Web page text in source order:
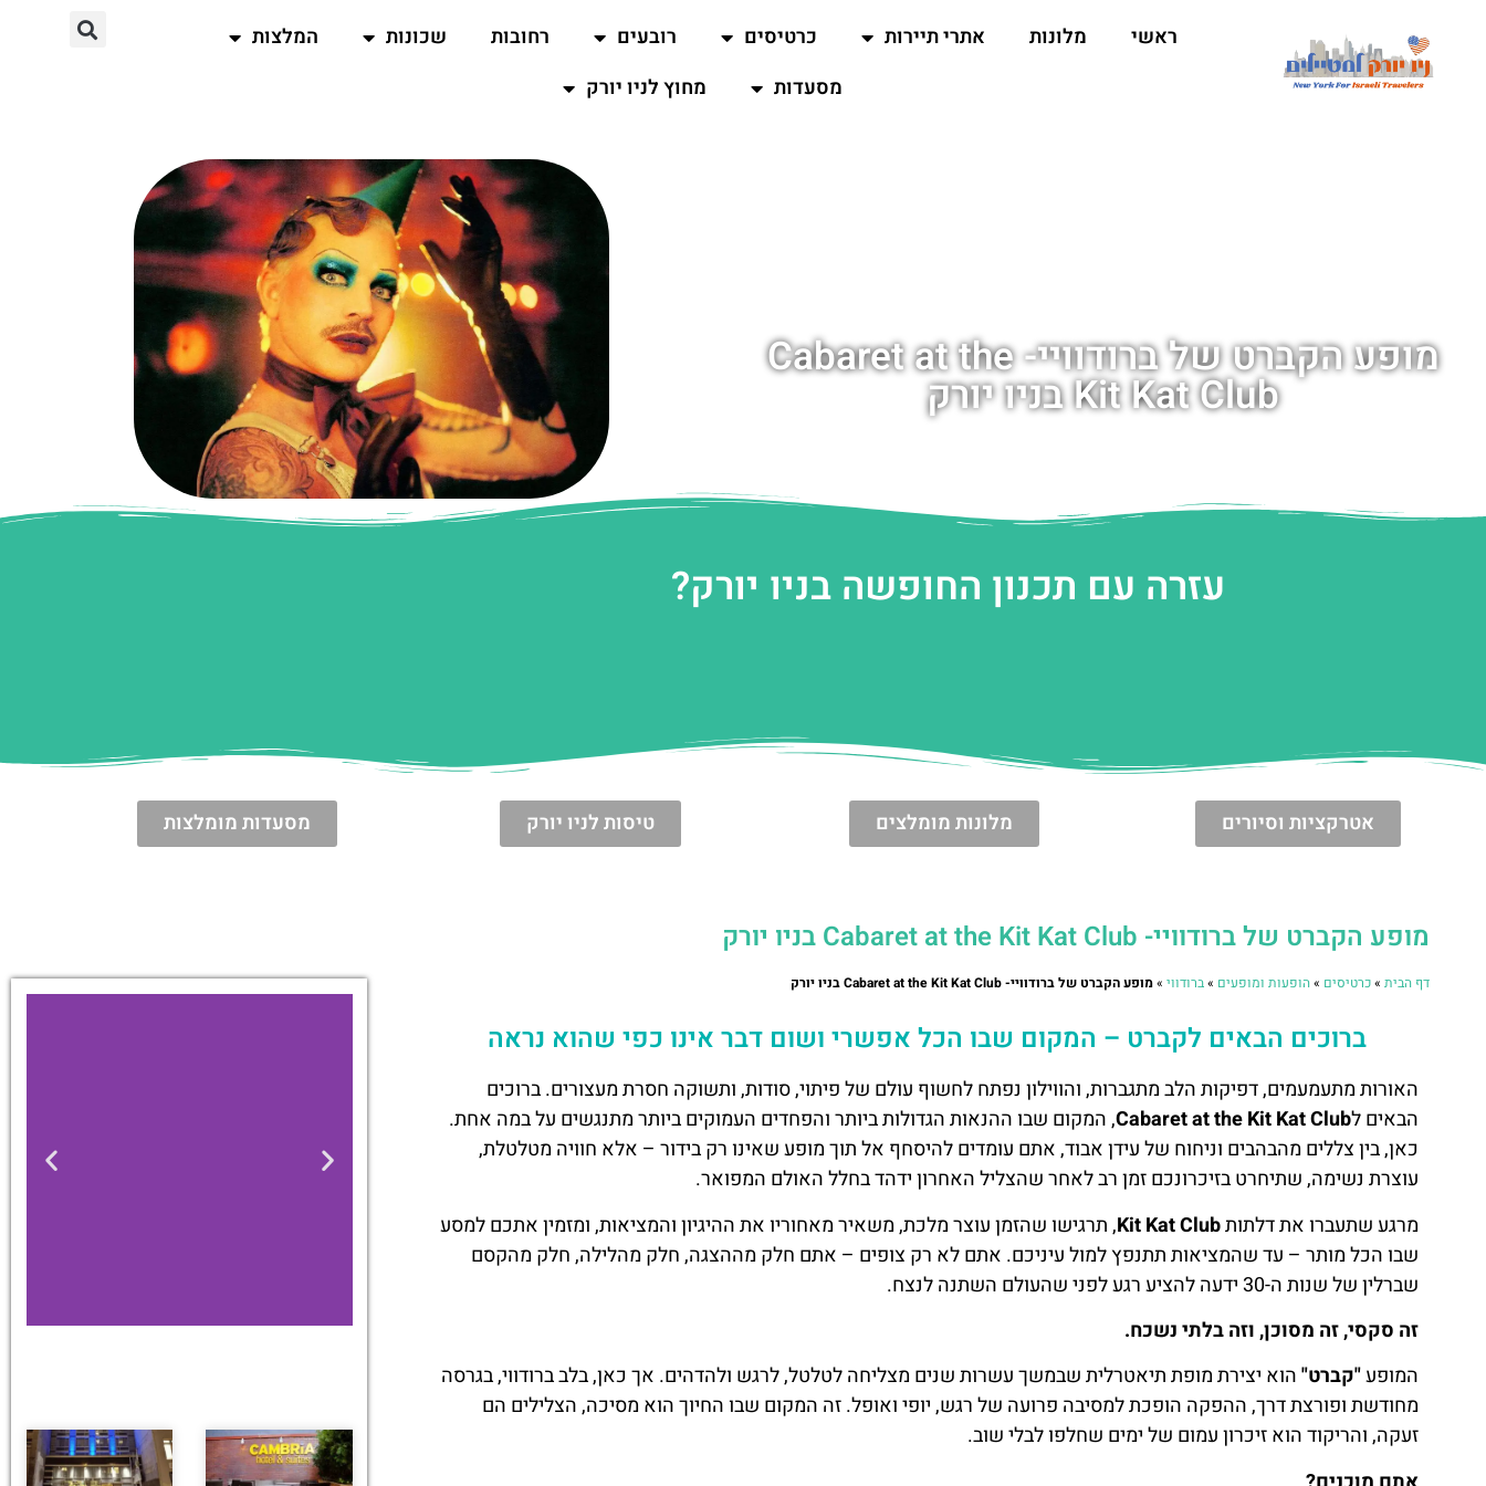
ראשי מלונות אתרי תיירות כרטיסים רובעים רחובות שכונות
המלצות
מסעדות
מחוץ לניו יורק
מופע הקברט של ברודוויי- Cabaret at the
Kit Kat Club בניו יורק
עזרה עם תכנון החופשה בניו יורק?
אטרקציות וסיורים מלונות מומלצים טיסות לניו יורק מסעדות מומלצות
מופע הקברט של ברודוויי- Cabaret at the Kit Kat Club בניו יורק
דף הבית»כרטיסים »הופעות ומופעים »ברודווי»מופע הקברט של ברודוויי- Cabaret at the Kit Kat Club בניו יורק
ברוכים הבאים לקברט – המקום שבו הכל אפשרי ושום דבר אינו כפי שהוא נראה
האורות מתעמעמים, דפיקות הלב מתגברות, והווילון נפתח לחשוף עולם של פיתוי, סודות, ותשוקה חסרת מעצורים. ברוכים
הבאים לCabaret at the Kit Kat Club, המקום שבו ההנאות הגדולות ביותר והפחדים העמוקים ביותר מתנגשים על במה אחת.
כאן, בין צללים מהבהבים וניחוח של עידן אבוד, אתם עומדים להיסחף אל תוך מופע שאינו רק בידור – אלא חוויה מטלטלת,
עוצרת נשימה, שתיחרט בזיכרונכם זמן רב לאחר שהצליל האחרון ידהד בחלל האולם המפואר.
מרגע שתעברו את דלתותKit Kat Club, תרגישו שהזמן עוצר מלכת, משאיר מאחוריו את ההיגיון והמציאות, ומזמין אתכם למסע
שבו הכל מותר – עד שהמציאות תתנפץ למול עיניכם. אתם לא רק צופים – אתם חלק מההצגה, חלק מהלילה, חלק מהקסם
שברלין של שנות ה-30 ידעה להציע רגע לפני שהעולם השתנה לנצח.
זה סקסי, זה מסוכן, וזה בלתי נשכח.
המופע"קברט"הוא יצירת מופת תיאטרלית שבמשך עשרות שנים מצליחה לטלטל, לרגש ולהדהים. אך כאן, בלב ברודווי, בגרסה
מחודשת ופורצת דרך, ההפקה הופכת למסיבה פרועה של רגש, יופי ואופל. זה המקום שבו החיוך הוא מסיכה, הצלילים הם
זעקה, והריקוד הוא זיכרון עמום של ימים שחלפו לבלי שוב.
מציאת מלון
מומלץ?